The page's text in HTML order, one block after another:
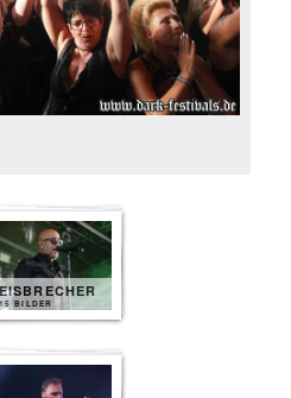
EISBRECHER
15 BILDER